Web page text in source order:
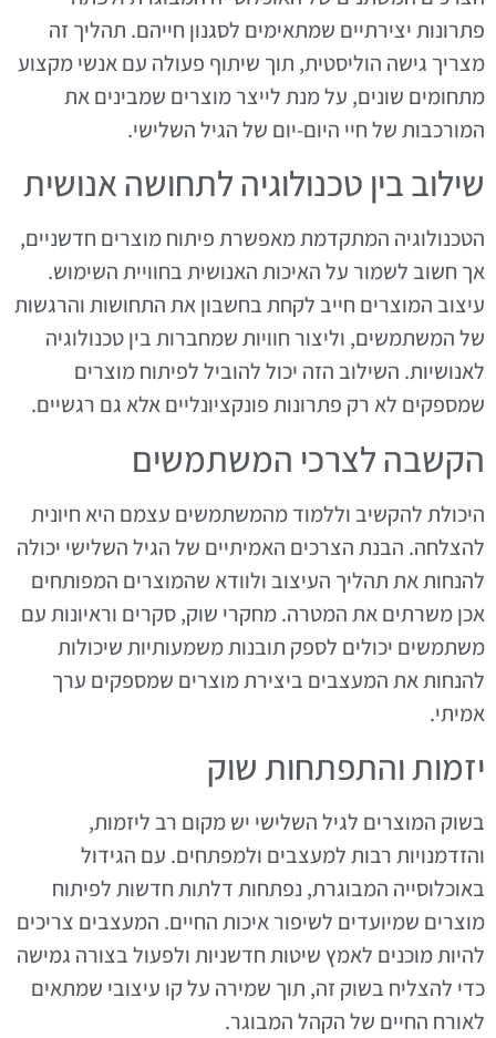
פתרונות יצירתיים שמתאימים לסגנון חייהם. תהליך זה
מצריך גישה הוליסטית, תוך שיתוף פעולה עם אנשי מקצוע
מתחומים שונים, על מנת לייצר מוצרים שמבינים את
המורכבות של חיי היום-יום של הגיל השלישי.
שילוב בין טכנולוגיה לתחושה אנושית
הטכנולוגיה המתקדמת מאפשרת פיתוח מוצרים חדשניים,
אך חשוב לשמור על האיכות האנושית בחוויית השימוש.
עיצוב המוצרים חייב לקחת בחשבון את התחושות והרגשות
של המשתמשים, וליצור חוויות שמחברות בין טכנולוגיה
לאנושיות. השילוב הזה יכול להוביל לפיתוח מוצרים
שמספקים לא רק פתרונות פונקציונליים אלא גם רגשיים.
הקשבה לצרכי המשתמשים
היכולת להקשיב וללמוד מהמשתמשים עצמם היא חיונית
להצלחה. הבנת הצרכים האמיתיים של הגיל השלישי יכולה
להנחות את תהליך העיצוב ולוודא שהמוצרים המפותחים
אכן משרתים את המטרה. מחקרי שוק, סקרים וראיונות עם
משתמשים יכולים לספק תובנות משמעותיות שיכולות
להנחות את המעצבים ביצירת מוצרים שמספקים ערך
אמיתי.
יזמות והתפתחות שוק
בשוק המוצרים לגיל השלישי יש מקום רב ליזמות,
והזדמנויות רבות למעצבים ולמפתחים. עם הגידול
באוכלוסייה המבוגרת, נפתחות דלתות חדשות לפיתוח
מוצרים שמיועדים לשיפור איכות החיים. המעצבים צריכים
להיות מוכנים לאמץ שיטות חדשניות ולפעול בצורה גמישה
כדי להצליח בשוק זה, תוך שמירה על קו עיצובי שמתאים
לאורח החיים של הקהל המבוגר.